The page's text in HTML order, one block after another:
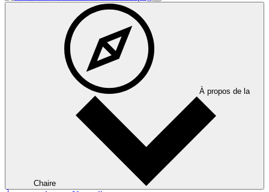
À propos de la
Chaire